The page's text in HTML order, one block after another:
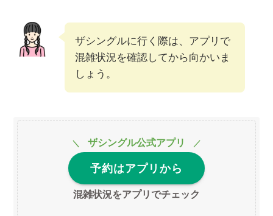
ザシングルに行く際は、アプリで
混雑状況を確認してから向かいま
しょう。
＼ ザシングル公式アプリ ／
予約はアプリから
混雑状況をアプリでチェック